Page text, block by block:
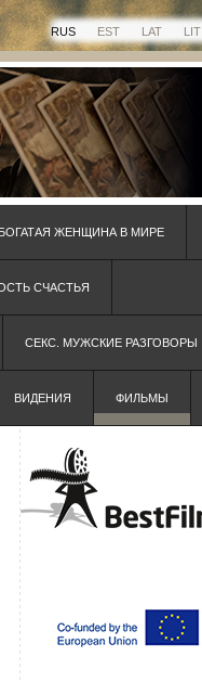
RUS EST LAT LIT
ЖЕНЩИНА В МИРЕ
СЧАСТЬЯ
СЕКС. МУЖСКИЕ РАЗГОВОРЫ
ВИДЕНИЯ ФИЛЬМЫ